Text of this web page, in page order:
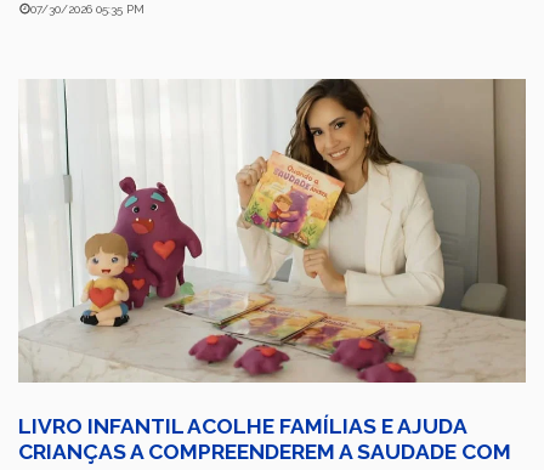
07/30/2026 05:35 PM
LIVRO INFANTIL ACOLHE FAMÍLIAS E AJUDA
CRIANÇAS A COMPREENDEREM A SAUDADE COM